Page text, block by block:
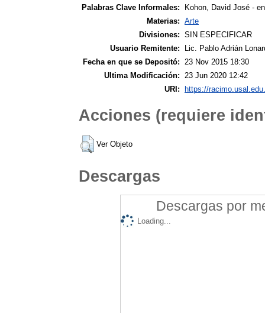
Palabras Clave Informales:
Kohon, David José -
Materias: Arte
Divisiones: SIN ESPECIFICAR
Usuario Remitente:
Lic. Pablo Adrián
Fecha en que se Depositó: 23 Nov 2015 18:30
Ultima Modificación: 23 Jun 2020 12:42
URI:
https://
Acciones (requiere
Ver Objeto
Descargas
Descargas por
Loading...